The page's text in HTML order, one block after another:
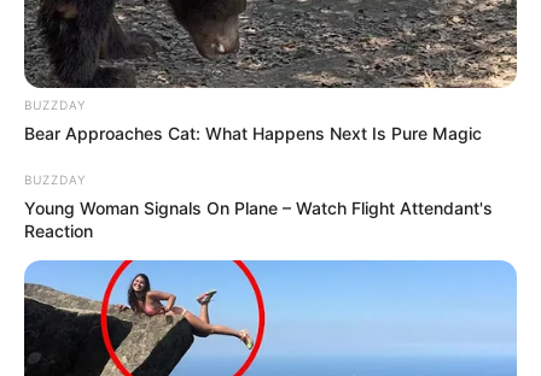
BUZZDAY
Bear Approaches Cat: What Happens Next Is Pure Magic
BUZZDAY
Young Woman Signals On Plane – Watch Flight Attendant's
Reaction